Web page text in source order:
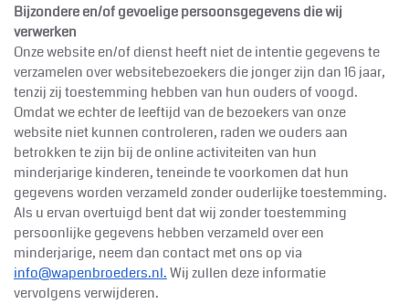
Bijzondere en/of gevoelige persoonsgegevens die wij
verwerken
Onze website en/of dienst heeft niet de intentie gegevens te
verzamelen over websitebezoekers die jonger zijn dan 16 jaar,
tenzij zij toestemming hebben van hun ouders of voogd.
Omdat we echter de leeftijd van de bezoekers van onze
website niet kunnen controleren, raden we ouders aan
betrokken te zijn bij de online activiteiten van hun
minderjarige kinderen, teneinde te voorkomen dat hun
gegevens worden verzameld zonder ouderlijke toestemming.
Als u ervan overtuigd bent dat wij zonder toestemming
persoonlijke gegevens hebben verzameld over een
minderjarige, neem dan contact met ons op via
info@wapenbroeders.nl.Wij zullen deze informatie
vervolgens verwijderen.